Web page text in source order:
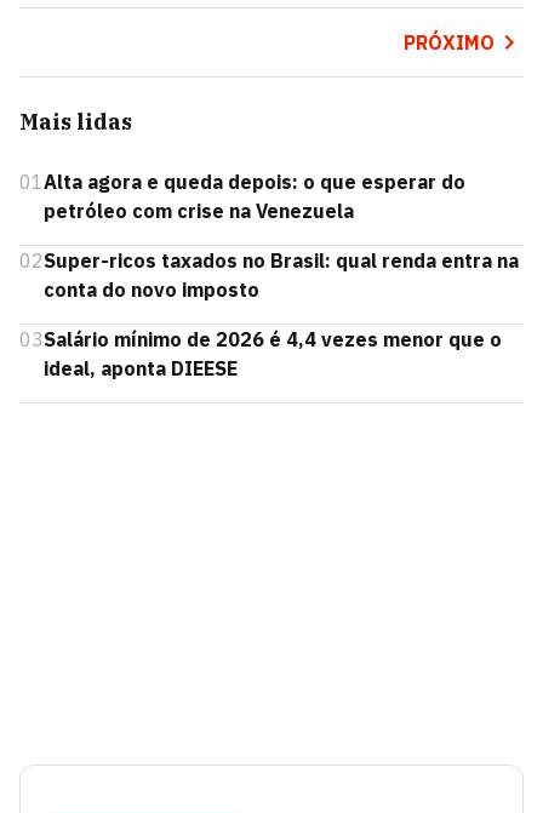
PRÓXIMO
Mais lidas
01Alta agora e queda depois: o que esperar do
petróleo com crise na Venezuela
02Super-ricos taxados no Brasil: qual renda entra na
conta do novo imposto
03Salário mínimo de 2026 é 4,4 vezes menor que o
ideal, aponta DIEESE